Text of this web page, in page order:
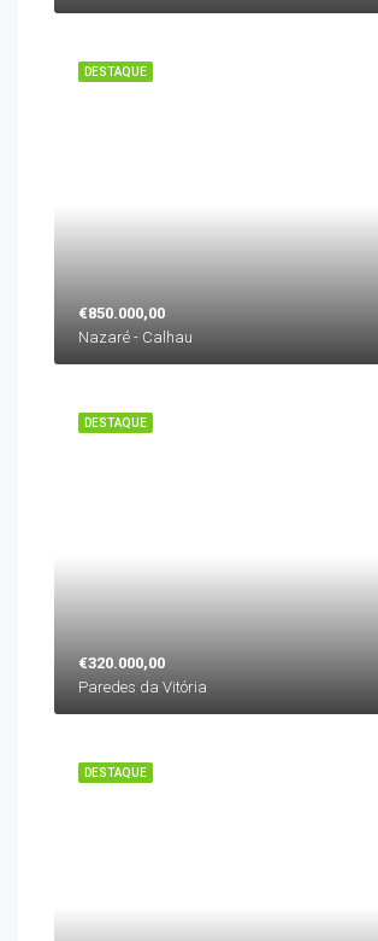
DESTAQUE
€850.000,00
Nazaré - Calhau
DESTAQUE
€320.000,00
Paredes da Vitória
DESTAQUE